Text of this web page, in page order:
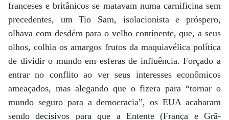
franceses e britânicos se matavam numa carnificina sem
precedentes, um Tio Sam, isolacionista e próspero,
olhava com desdém para o velho continente, que, a seus
olhos, colhia os amargos frutos da maquiavélica política
de dividir o mundo em esferas de influência. Forçado a
entrar no conflito ao ver seus interesses econômicos
ameaçados, mas alegando que o fizera para “tornar o
mundo seguro para a democracia”, os EUA acabaram
sendo decisivos para que a Entente (França e Grã-